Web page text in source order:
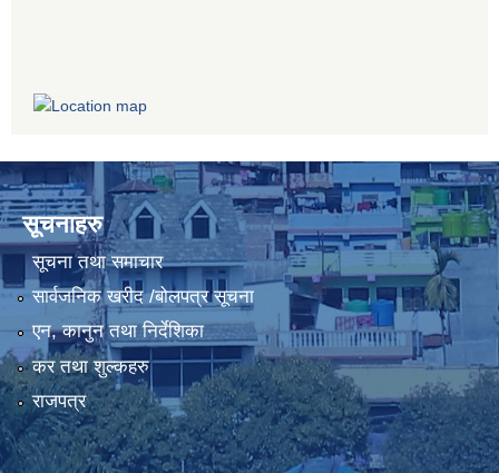
सूचनाहरु
सूचना तथा समाचार
सार्वजनिक खरीद /बोलपत्र सूचना
एन, कानुन तथा निर्देशिका
कर तथा शुल्कहरु
राजपत्र